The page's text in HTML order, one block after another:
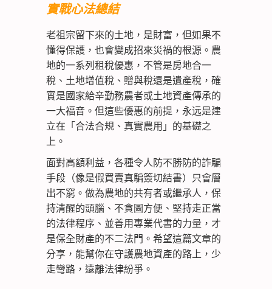
實戰心法總結
老祖宗留下來的土地，是財富，但如果不
懂得保護，也會變成招來災禍的根源。農
地的一系列租稅優惠，不管是房地合一
稅、土地增值稅、贈與稅還是遺產稅，確
實是國家給辛勤務農者或土地資產傳承的
一大福音。但這些優惠的前提，永远是建
立在「合法合規、真實農用」的基礎之
上。
面對高額利益，各種令人防不勝防的詐騙
手段（像是假買賣真騙簽切結書）只會層
出不窮。做為農地的共有者或繼承人，保
持清醒的頭腦、不貪圖方便、堅持走正當
的法律程序、並善用專業代書的力量，才
是保全財產的不二法門。希望這篇文章的
分享，能幫你在守護農地資產的路上，少
走彎路，遠離法律紛爭。